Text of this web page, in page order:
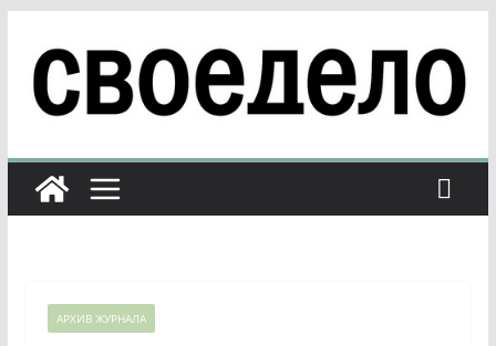
содержимому
АРХИВ ЖУРНАЛА